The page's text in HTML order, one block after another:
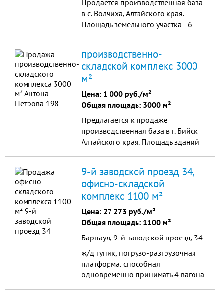
Продается производственная база
в с. Волчиха, Алтайского края.
Площадь земельного участка - 6
развязке дорог г. Рубцовск – с.
Михайловское. Собственность. Торг.
производственно-
складской комплекс 3000
м²
Цена: 1 000 руб./м²
Общая площадь: 3000 м²
Предлагается к продаже
производственная база в г. Бийск
Алтайского края. Площадь зданий
склад, 183 кв.м. - оф...
9-й заводской проезд 34,
офисно-складской
комплекс 1100 м²
Цена: 27 273 руб./м²
Общая площадь: 1100 м²
Барнаул, 9-й заводской проезд, 34
ж/д тупик, погрузо-разгрузочная
платформа, способная
одновременно принимать 4 вагона